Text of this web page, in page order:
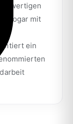
sogar mit
ein